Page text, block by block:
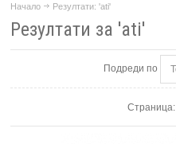
Продукти
Компоненти
Лаптопи
Таблети
Начало Резултати: 'ati'
Резултати за 'ati'
Подреди по
Страница: